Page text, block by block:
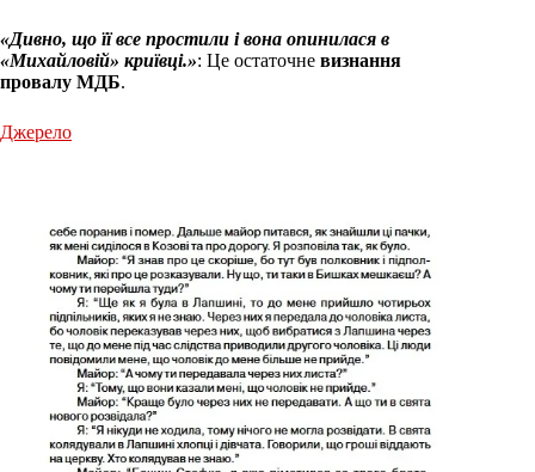
«Дивно, що її все простили і вона опинилася в
«Михайловій» криївці.»: Це остаточне визнання
провалу МДБ.
Джерело